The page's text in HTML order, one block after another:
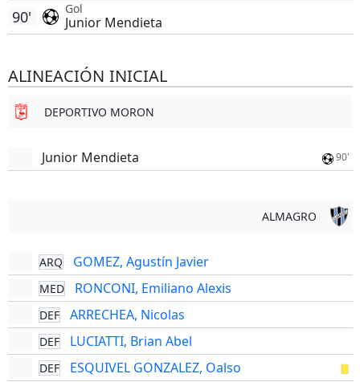
Gol
Junior Mendieta
90'
ALINEACIÓN INICIAL
DEPORTIVO MORON
Junior Mendieta 90'
ALMAGRO
ARQ GOMEZ, Agustín Javier
MED RONCONI, Emiliano Alexis
DEF ARRECHEA, Nicolas
DEF LUCIATTI, Brian Abel
DEF ESQUIVEL GONZALEZ, Oalso